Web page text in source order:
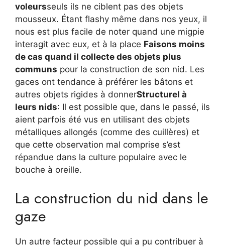
voleursseuls ils ne ciblent pas des objets
mousseux. Étant flashy même dans nos yeux, il
nous est plus facile de noter quand une migpie
interagit avec eux, et à la place Faisons moins
de cas quand il collecte des objets plus
communs pour la construction de son nid. Les
gaces ont tendance à préférer les bâtons et
autres objets rigides à donnerStructurel à
leurs nids: Il est possible que, dans le passé, ils
aient parfois été vus en utilisant des objets
métalliques allongés (comme des cuillères) et
que cette observation mal comprise s’est
répandue dans la culture populaire avec le
bouche à oreille.
La construction du nid dans le
gaze
Un autre facteur possible qui a pu contribuer à